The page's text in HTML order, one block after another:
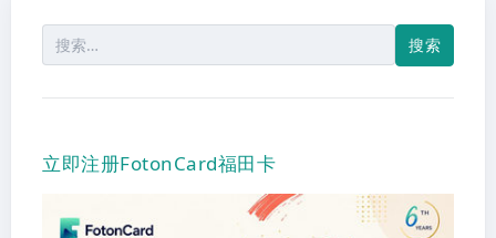
索：
立即注册FotonCard福田卡